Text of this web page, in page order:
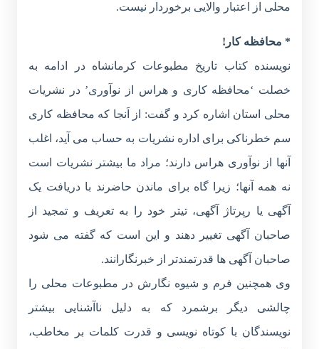
محلی از اعتبار والایی برخوردار نیست.
* محافظه کار!
نویسنده کتاب تاریخ مطبوعات کرمانشاه در ادامه به
خصلت ‘محافظه کاری و هراس از نوآوری’ در نشریات
محلی استان اشاره کرد و گفت: از اَنجا که محافظه کاری
سم خطرناکی برای اداره نشریات به حساب می آید، اغلب
آنها از نوآوری هراس دارند؛ مراد ما بیشتر نشریات است
نه همه آنها؛ زیرا گاه برای ماندن حاضرند با دریافت یک
آگهی یا رپرتاژ آگهی، تیتر خود را به تعریف و تمجید از
صاحبان آگهی تغییر دهند و این است که گفته می شود
صاحبان آگهی ها قدرتمندتر از خبرنگارانند.
وی همچنین فرم و شیوه نگارش در مطبوعات محلی را
چالشی دیگر برشمرد که به دلیل ناآشنایی بیشتر
نویسندگان با کوتاه نویسی و قدرت کلمات بر مخاطب،